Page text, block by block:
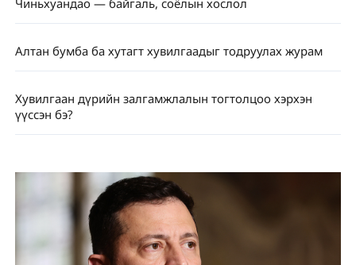
Алтан бумба ба хутагт хувилгаадыг тодруулах журам
Хувилгаан дүрийн залгамжлалын тогтолцоо хэрхэн
үүссэн бэ?